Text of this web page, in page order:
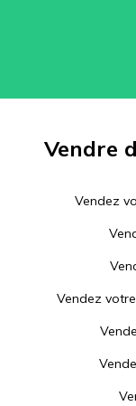
Vendre
Vendez
Vendez